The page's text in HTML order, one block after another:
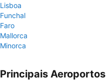
Lisboa
Funchal
Faro
Mallorca
Minorca
Principais